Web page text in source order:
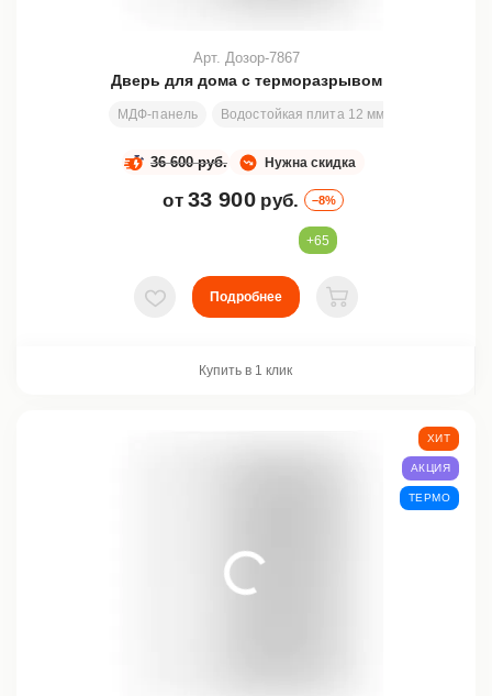
Дверь для дома с терморазрывом
МДФ-панель Водостойкая плита 12 мм + ISOLON-500
Арт. Дозор-7867
Нужна скидка
36 600 руб.
от 33 900 руб. –8%
+65
В избранное
Подробнее
В корзину
Купить в 1 клик
ХИТ
АКЦИЯ
ТЕРМО